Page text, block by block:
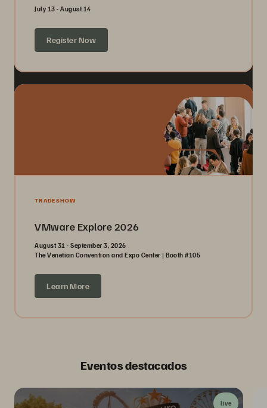
July 13 - August 14
Register Now
TRADESHOW
VMware Explore 2026
August 31 - September 3, 2026
The Venetian Convention and Expo Center | Booth #105
Learn More
Eventos destacados
live